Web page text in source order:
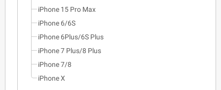
iPhone 15 Pro Max
iPhone 6/6S
iPhone 6Plus/6S Plus
iPhone 7 Plus/8 Plus
iPhone 7/8
iPhone X